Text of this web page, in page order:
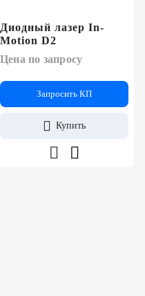
Диодный лазер In-
Motion D2
Цена по запросу
Запросить КП
Купить